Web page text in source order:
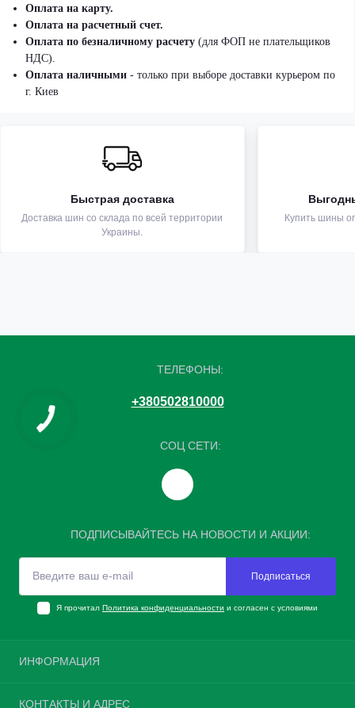
Оплата на карту.
Оплата на расчетный счет.
Оплата по безналичному расчету (для ФОП не плательщиков
НДС).
Оплата наличными - только при выборе доставки курьером по
г. Киев
Быстрая доставка
Доставка шин со склада по всей территории
Украины.
Купить шины
ТЕЛЕФОНЫ:
+380502810000
СОЦ СЕТИ:
ПОДПИСЫВАЙТЕСЬ НА НОВОСТИ И АКЦИИ:
Подписаться
Я прочитал Политика конфиденциальности и согласен с условиями
ИНФОРМАЦИЯ
КОНТАКТЫ И АДРЕС